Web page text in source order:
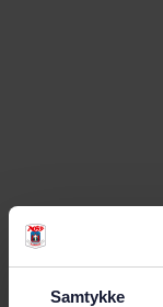
Samtykke